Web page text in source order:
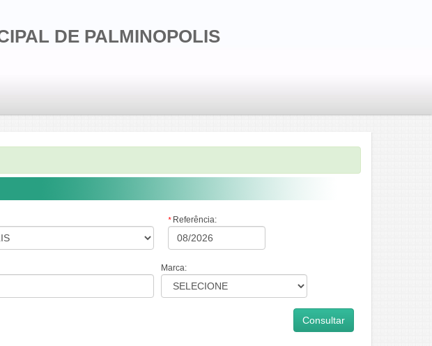
DE PALMINOPOLIS
* Referência:
Marca: